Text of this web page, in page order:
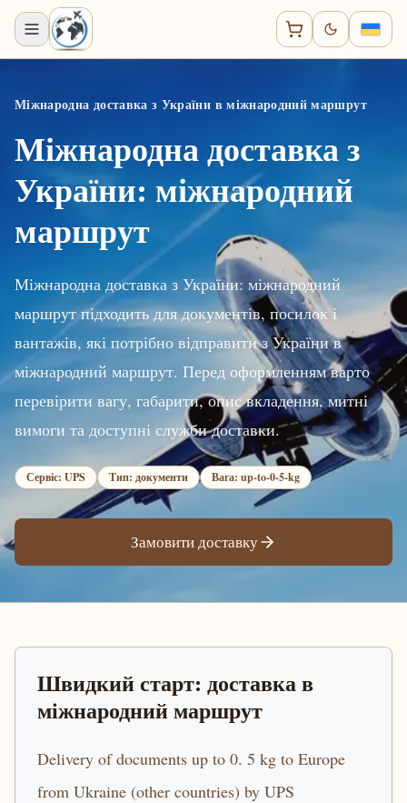
Міжнародна доставка з України в міжнародний маршрут
Міжнародна доставка з
України: міжнародний
маршрут
Міжнародна доставка з України: міжнародний
маршрут підходить для документів, посилок і
вантажів, які потрібно відправити з України в
міжнародний маршрут. Перед оформленням варто
перевірити вагу, габарити, опис вкладення, митні
вимоги та доступні служби доставки.
Сервіс: UPS Тип: документи Вага: up-to-0-5-kg
Замовити доставку
Швидкий старт: доставка в
міжнародний маршрут
Delivery of documents up to 0. 5 kg to Europe
from Ukraine (other countries) by UPS